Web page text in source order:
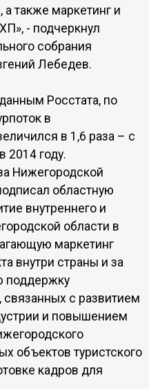
а также маркетинг и
- подчеркнул
собрания
Лебедев.
Росстата, по
в
в 1,6 раза – с
2014 году.
Нижегородской
областную
внутреннего и
области в
маркетинг
внутри страны и за
поддержку
с развитием
и повышением
объектов туристского
кадров для